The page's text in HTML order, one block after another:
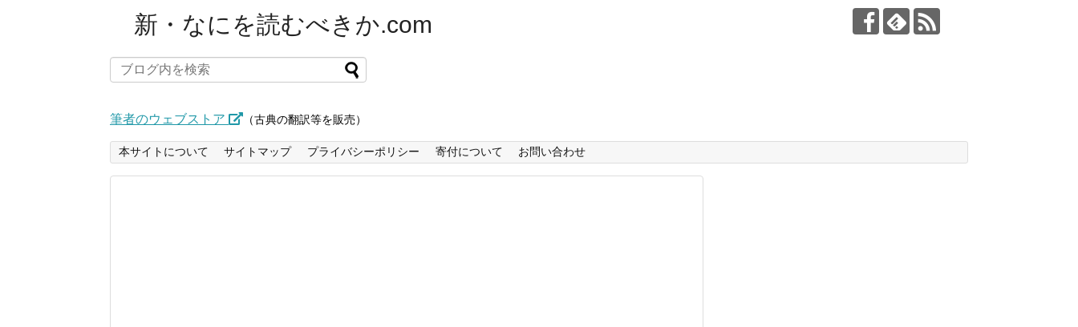
新・なにを読むべきか.com
筆者のウェブストア （古典の翻訳等を販売）
本サイトについて サイトマップ プライバシーポリシー 寄付について お問い合わせ